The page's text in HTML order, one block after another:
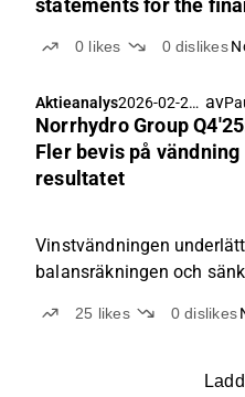
statements for the
0 likes 0 dislikes
Aktieanalys2026-02-20
06:18
av
Norrhydro Group
Fler bevis på vändning
resultatet
Vinstvändningen
balansräkningen och
25 likes 0dislikes